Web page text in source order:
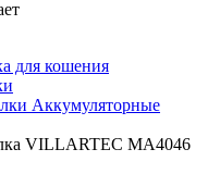
для кошения
Аккумуляторные
VILLARTEC MA4046